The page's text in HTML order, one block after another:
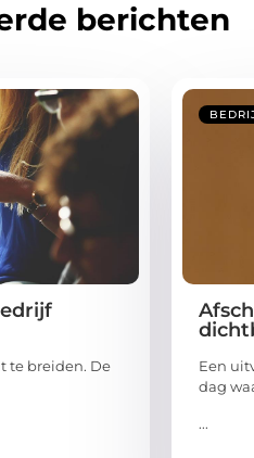
berichten
te breiden. De
Een
dag
...